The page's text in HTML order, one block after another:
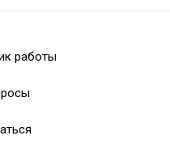
работы